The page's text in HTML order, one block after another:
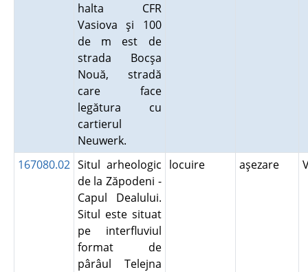
halta CFR
Vasiova şi 100
de m est de
strada Bocşa
Nouă, stradă
care face
legătura cu
cartierul
Neuwerk.
167080.02 Situl arheologic
de la Zăpodeni -
Capul Dealului.
Situl este situat
pe interfluviul
format de
pârâul Telejna
locuire aşezare